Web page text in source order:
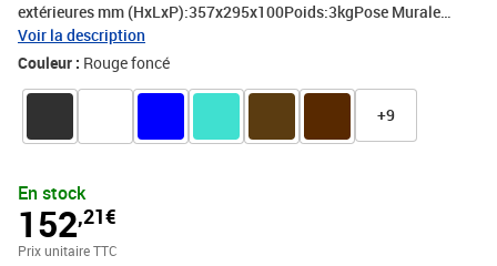
extérieures mm (HxLxP):357x295x100Poids:3kgPose Murale
(matériel de fixation inclus)Serrure à cylindre fournie avec deux
clésMatière: Acier
Voir la description
Couleur : Rouge foncé
+9
En stock
152,21€
Prix unitaire TTC